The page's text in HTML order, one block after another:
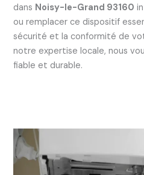
dans Noisy-le-Grand 93160
ou remplacer ce dispositif
sécurité et la conformité de
notre expertise locale, nous
fiable et durable.